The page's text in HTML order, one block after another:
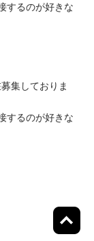
するのが好きな
集しておりま
するのが好きな